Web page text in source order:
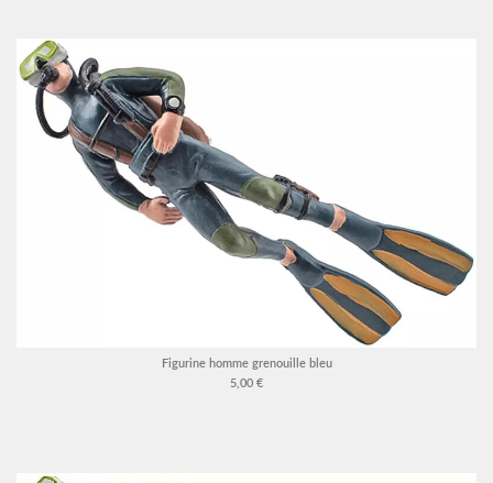
Figurine homme grenouille bleu
5,00 €